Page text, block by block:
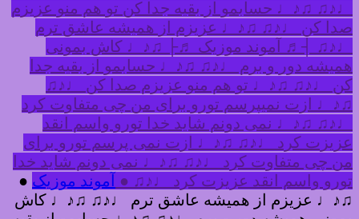
♫♪♩ حسابمو از بقیه جدا کن تو هم منو عزیزم
کن ♩♪♫ ♫♪♩ عزیزم از همیشه عاشق ترم
┤♬ آموند موزیک ♬├ ♫♪♩ کاش بمونی
دور و برم ♩♪♫ ♫♪♩ حسابمو از بقیه جدا
♩♪♫ ♫♪♩ تو هم منو عزیزم صدا کن ♩♪♫
ازت نمیپرسم تورو برای من چی متفاوت کرد
♫♪♩ نمی دونم شاید خدا تورو واسم انقد
کرد ♩♪♫ ♫♪♩ ازت نمی پرسم تورو برای
چی متفاوت کرد ♩♪♫ ♫♪♩ نمی دونم شاید خدا
واسم انقد عزیزت کرد ♩♪♫ ●آموند موزیک●
عزیزم از همیشه عاشق ترم ♩♪♫ ♫♪♩ کاش